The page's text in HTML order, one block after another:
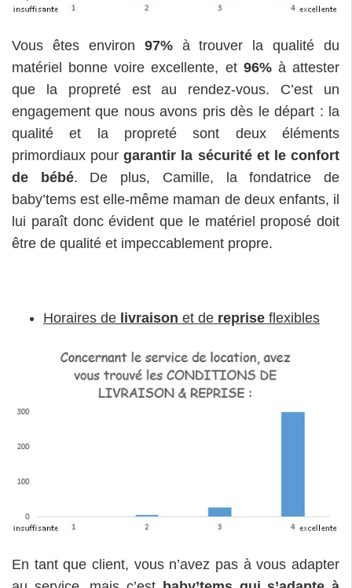
Vous êtes environ 97%à trouver la qualité du
matériel bonne voire excellente, et 96% à attester
que la propreté est au rendez-vous. C’est un
engagement que nous avons pris dès le départ : la
qualité et la propreté sont deux éléments
primordiaux pourgarantir la sécurité et le confort
de bébé. De plus, Camille, la fondatrice de
baby’tems est elle-même maman de deux enfants, il
lui paraît donc évident que le matériel proposé doit
être de qualité et impeccablement propre.
Horaires de livraison et de reprise flexibles
En tant que client, vous n’avez pas à vous adapter